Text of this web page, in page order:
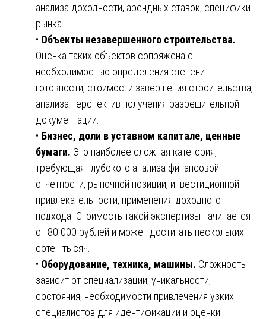
анализа доходности, арендных ставок, специфики
рынка.
• Объекты незавершенного строительства.
Оценка таких объектов сопряжена с
необходимостью определения степени
готовности, стоимости завершения строительства,
анализа перспектив получения разрешительной
документации.
• Бизнес, доли в уставном капитале, ценные
бумаги. Это наиболее сложная категория,
требующая глубокого анализа финансовой
отчетности, рыночной позиции, инвестиционной
привлекательности, применения доходного
подхода. Стоимость такой экспертизы начинается
от 80 000 рублей и может достигать нескольких
сотен тысяч.
• Оборудование, техника, машины. Сложность
зависит от специализации, уникальности,
состояния, необходимости привлечения узких
специалистов для идентификации и оценки